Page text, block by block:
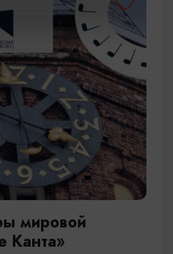
мировой
Канта»